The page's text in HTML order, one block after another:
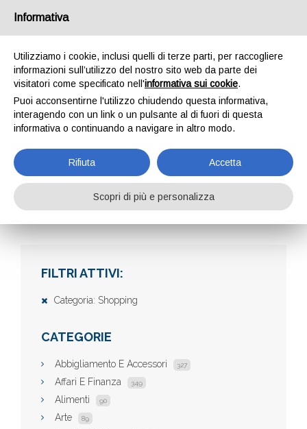
AZIENDE
Aziende
FILTRI ATTIVI:
Categoria: Shopping
CATEGORIE
Abbigliamento E Accessori 327
Affari E Finanza 349
Alimenti 90
Arte 89
Informativa
Utilizziamo i cookie, inclusi quelli di terze parti, per raccogliere
informazioni sull’utilizzo del nostro sito web da parte dei
visitatori come specificato nell'informativa sui cookie.
Puoi acconsentirne l'utilizzo chiudendo questa informativa,
interagendo con un link o un pulsante al di fuori di questa
informativa o continuando a navigare in altro modo.
Rifiuta Accetta
Scopri di più e personalizza